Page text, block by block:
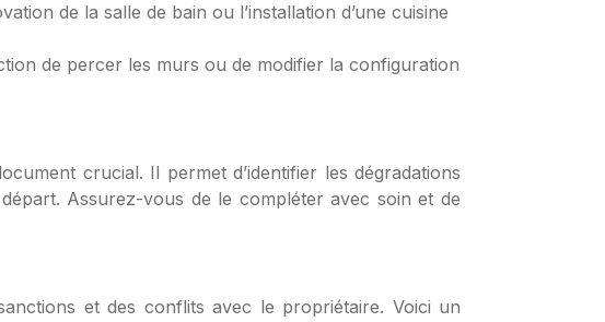
de la salle de bain ou l’installation d’une cuisine
de percer les murs ou de modifier la configuration
crucial. Il permet d’identifier les dégradations
Assurez-vous de le compléter avec soin et de
et des conflits avec le propriétaire. Voici un